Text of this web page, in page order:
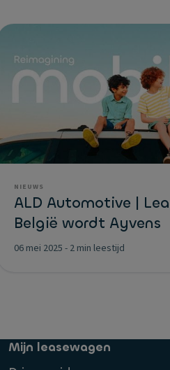
NIEUWS
ALD Automotive |
België wordt Ayvens
06 mei 2025 - 2 min leestijd
Mijn leasewagen